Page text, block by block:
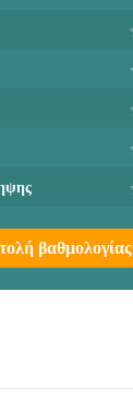
βαθμολογίας